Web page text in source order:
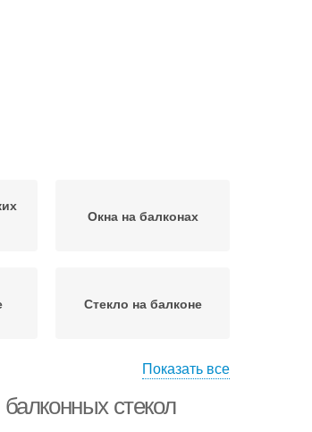
Окна на балконах
Стекло на балконе
Показать все
стекол